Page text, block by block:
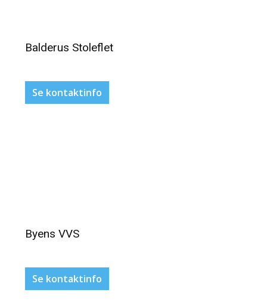
Balderus Stoleflet
Se kontaktinfo
Byens VVS
Se kontaktinfo